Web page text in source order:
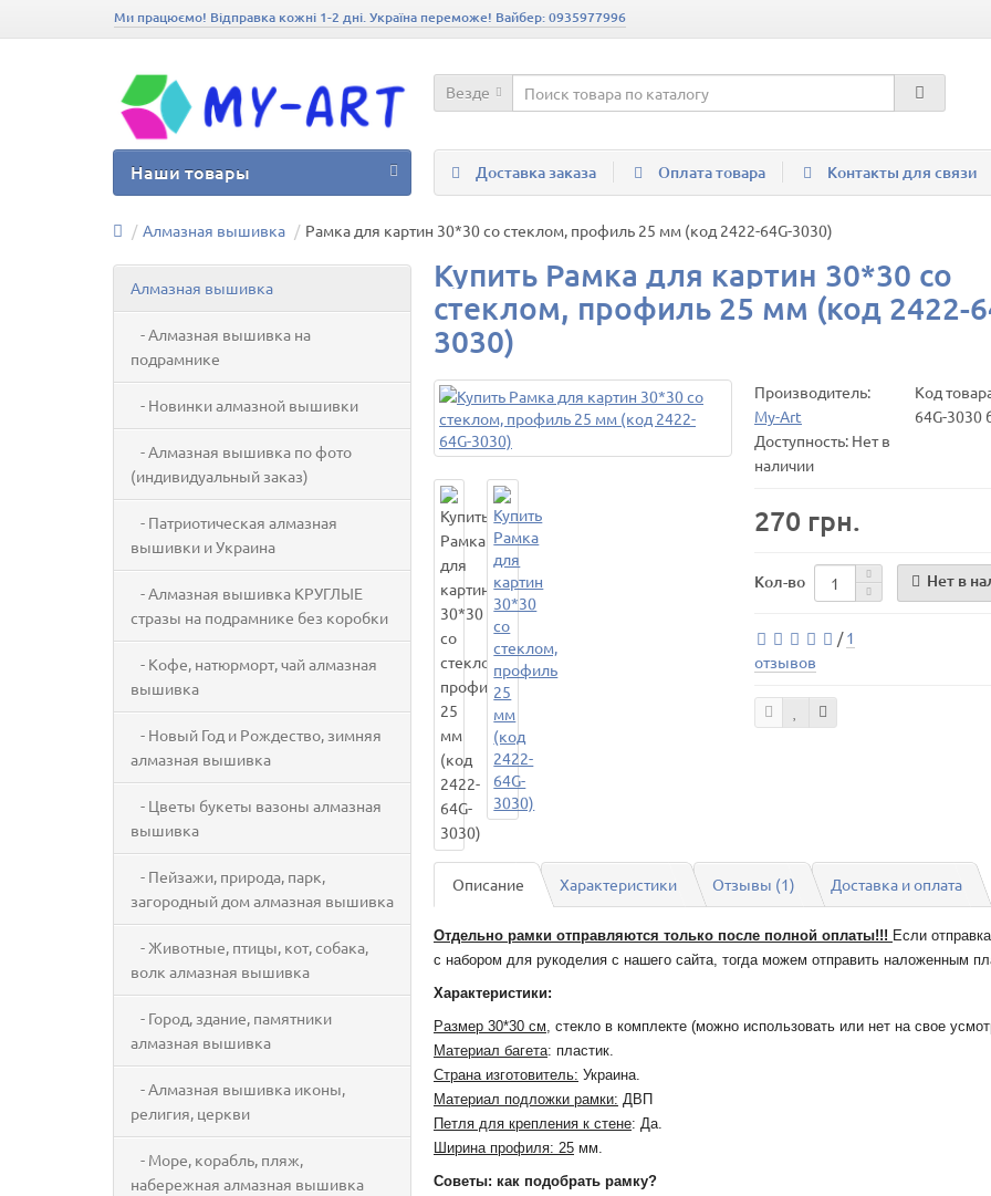
Ми працюємо! Відправка кожні 1-2 дні. Україна переможе! Вайбер: 0935977996
Везде
Доставка заказа Оплата товара Контакты для связи
Наши товары
Алмазная вышивка Рамка для картин 30*30 со стеклом, профиль 25 мм (код 2422-64G-3030)
Алмазная вышивка
- Алмазная вышивка на
подрамнике
- Новинки алмазной вышивки
- Алмазная вышивка по фото
(индивидуальный заказ)
- Патриотическая алмазная
вышивки и Украина
- Алмазная вышивка КРУГЛЫЕ
стразы на подрамнике без коробки
- Кофе, натюрморт, чай алмазная
вышивка
- Новый Год и Рождество, зимняя
алмазная вышивка
- Цветы букеты вазоны алмазная
вышивка
- Пейзажи, природа, парк,
загородный дом алмазная вышивка
- Животные, птицы, кот, собака,
волк алмазная вышивка
- Город, здание, памятники
алмазная вышивка
- Алмазная вышивка иконы,
религия, церкви
- Море, корабль, пляж,
набережная алмазная вышивка
Купить Рамка для картин 30*30 со
стеклом, профиль 25 мм (код 2422-
3030)
Производитель:
My-Art
Код
64G-3030
Доступность: Нет в
наличии
270 грн.
Кол-во Нет в
/1
отзывов
Описание Характеристики Отзывы (1) Доставка и оплата
Отдельно рамки отправляются только после полной оплаты!!! Если
с набором для рукоделия с нашего сайта, тогда можем отправить наложенным
Характеристики:
Размер 30*30 см, стекло в комплекте (можно использовать или нет на свое
Материал багета: пластик.
Страна изготовитель: Украина.
Материал подложки рамки: ДВП
Петля для крепления к стене: Да.
Ширина профиля: 25 мм.
Советы: как подобрать рамку?